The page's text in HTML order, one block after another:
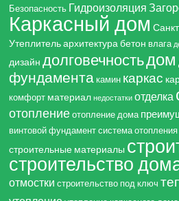
Безопасность Гидроизоляция
Каркасный дом
Утеплительархитектурабетон влага
дизайн долговечностьдом
фундамента камин каркас
комфорт материал недостатки отделка
отопление отопление дома
винтовой фундамент система отопления
строительные материалы
строительство
отмостки строительство под ключ